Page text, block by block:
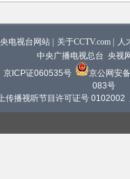
电视台网站 关于CCTV.com
人
中央广播电视总台 央视
京ICP证060535号
京公网安
083号
传播视听节目许可证号